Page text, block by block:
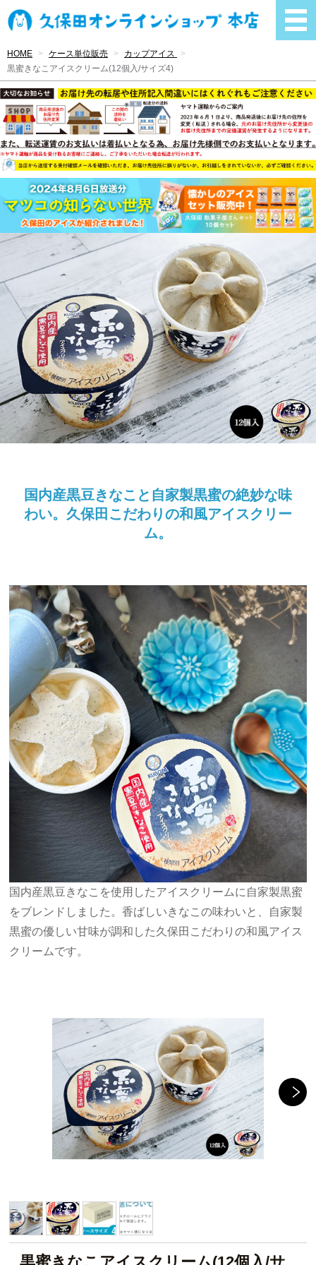
HOME ケース単位販売
カップアイス
黒蜜きなこアイスクリーム(12個入/サイズ4)
国内産黒豆きなこと自家製黒蜜の絶妙な味
わい。久保田こだわりの和風アイスクリー
ム。
国内産黒豆きなこを使用したアイスクリームに自家製黒蜜
をブレンドしました。香ばしいきなこの味わいと、自家製
黒蜜の優しい甘味が調和した久保田こだわりの和風アイス
クリームです。